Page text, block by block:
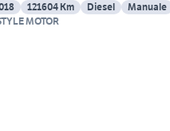
121604 Km Diesel Manuale
MOTOR